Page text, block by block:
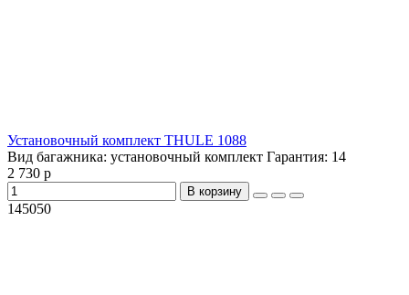
Установочный комплект THULE 1088
Вид багажника: установочный комплект Гарантия: 14
2 730 р
В корзину
145050